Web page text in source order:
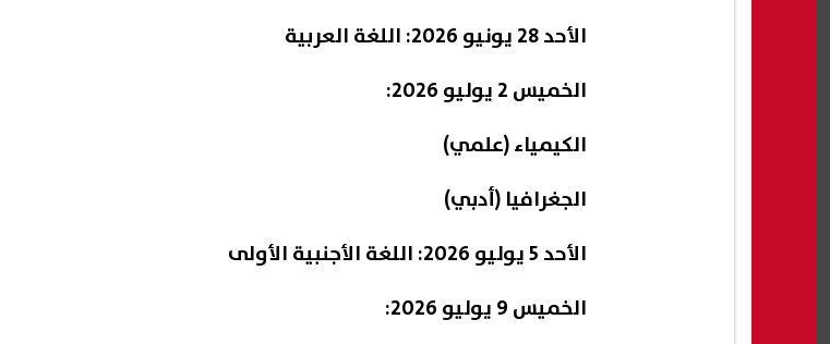
الأحد 28 يونيو 2026: اللغة العربية
الخميس 2 يوليو 2026:
الكيمياء (علمي)
الجغرافيا (أدبي)
الأحد 5 يوليو 2026: اللغة الأجنبية الأولى
الخميس 9 يوليو 2026: